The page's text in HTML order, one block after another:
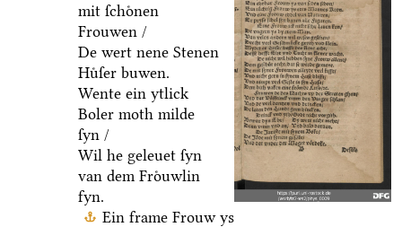
mit ſchoͤnen
Frouwen /
De wert nene Stenen
Huͤſer buwen.
Wente ein ytlick
Boler moth milde
ſyn /
Wil he geleuet ſyn
van dem Froͤuwlin
fyn.
Ein frame Frouw ys